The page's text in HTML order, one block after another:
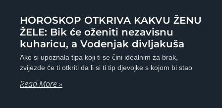
HOROSKOP OTKRIVA KAKVU ŽENU
ŽELE: Bik će oženiti nezavisnu
kuharicu, a Vodenjak divljakuša
Ako si upoznala tipa koji ti se čini idealnim za brak,
zvijezde će ti otkriti da li si ti tip djevojke s kojom bi stao
Read More »